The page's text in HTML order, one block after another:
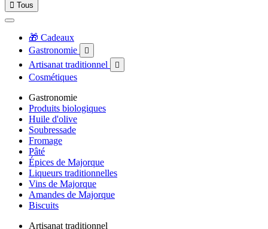
 Tous
🎁 Cadeaux
Gastronomie

Artisanat traditionnel 
Cosmétiques
Gastronomie
Produits biologiques
Huile d'olive
Soubressade
Fromage
Pâté
Épices de Majorque
Liqueurs traditionnelles
Vins de Majorque
Amandes de Majorque
Biscuits
Artisanat traditionnel